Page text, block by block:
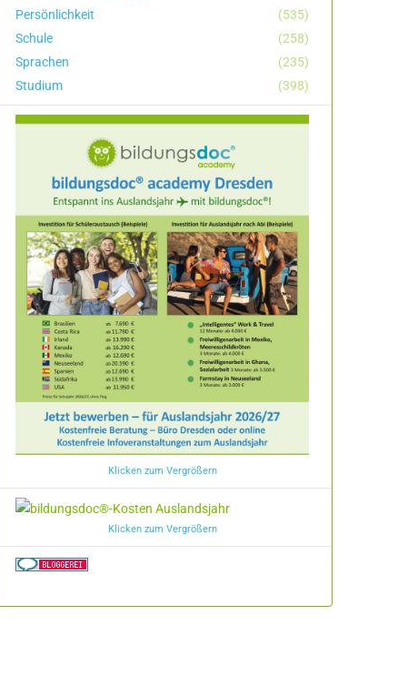
Persönlichkeit
(535)
Schule
(258)
Sprachen
(235)
Studium
(398)
Klicken zum Vergrößern
Klicken zum Vergrößern